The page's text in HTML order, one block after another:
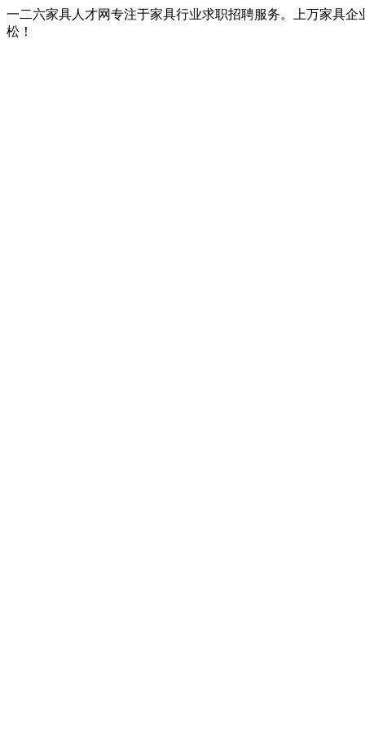
一二六家具人才网专注于家具行业求职招聘服务。上万家具
松！